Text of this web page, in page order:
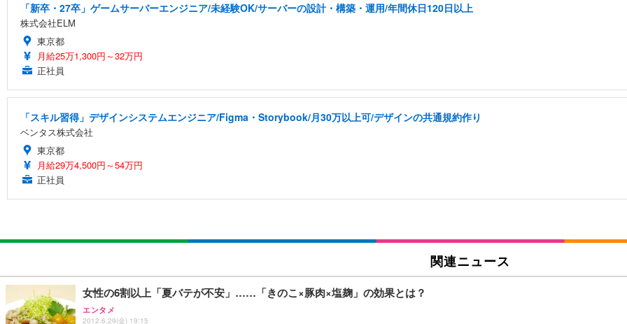
「新卒・27卒」ゲームサーバーエンジニア/未経験OK/サーバーの設計・構築・運用/年間休日120日以上
株式会社ELM
東京都
月給25万1,300円～32万円
正社員
「スキル習得」デザインシステムエンジニア/Figma・Storybook/月30万以上可/デザインの共通規約作り
ベンタス株式会社
東京都
月給29万4,500円～54万円
正社員
関連ニュース
女性の6割以上「夏バテが不安」……「きのこ×豚肉×塩麹」の効果とは？
エンタメ
2012.6.29(金) 19:15